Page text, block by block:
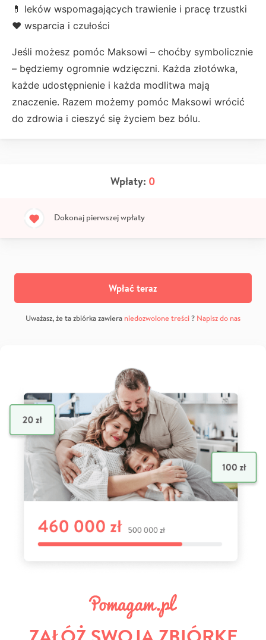
💊 leków wspomagających trawienie i pracę trzustki
❤️ wsparcia i czułości
Jeśli możesz pomóc Maksowi – choćby symbolicznie
– będziemy ogromnie wdzięczni. Każda złotówka,
każde udostępnienie i każda modlitwa mają
znaczenie. Razem możemy pomóc Maksowi wrócić
do zdrowia i cieszyć się życiem bez bólu.
Wpłaty: 0
Dokonaj pierwszej wpłaty
Wpłać teraz
Uważasz, że ta zbiórka zawiera niedozwolone treści? Napisz do nas